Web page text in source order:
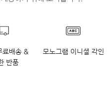
료배송 &
반품
모노그램 이니셜 각인